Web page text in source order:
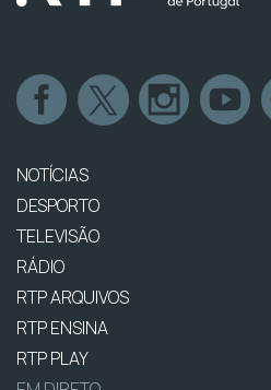
NOTÍCIAS
DESPORTO
TELEVISÃO
RÁDIO
RTP ARQUIVOS
RTP ENSINA
RTP PLAY